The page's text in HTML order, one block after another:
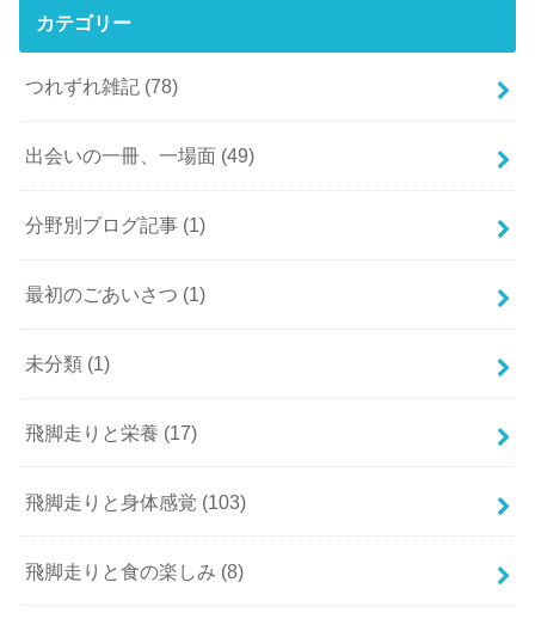
カテゴリー
つれずれ雑記 (78)
出会いの一冊、一場面 (49)
分野別ブログ記事 (1)
最初のごあいさつ (1)
未分類 (1)
飛脚走りと栄養 (17)
飛脚走りと身体感覚 (103)
飛脚走りと食の楽しみ (8)